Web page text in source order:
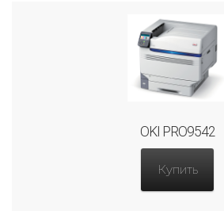
OKI PRO9542
Купить